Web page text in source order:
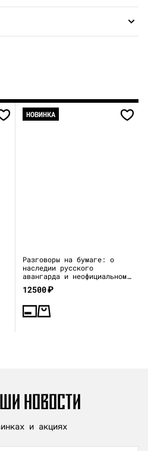
НОВИНКА
Разговоры на бумаге: о
наследии русского
авангарда и неофициальном
искусстве 1970–80-х
12500₽
НОВОСТИ
и акциях